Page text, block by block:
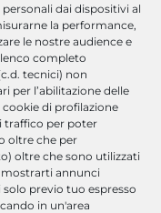
dai dispositivi al
la performance,
le nostre audience e
completo
tecnici) non
per l’abilitazione delle
di profilazione
traffico per poter
oltre che per
oltre che sono utilizzati
mostrarti annunci
previo tuo espresso
in un'area
Napoli